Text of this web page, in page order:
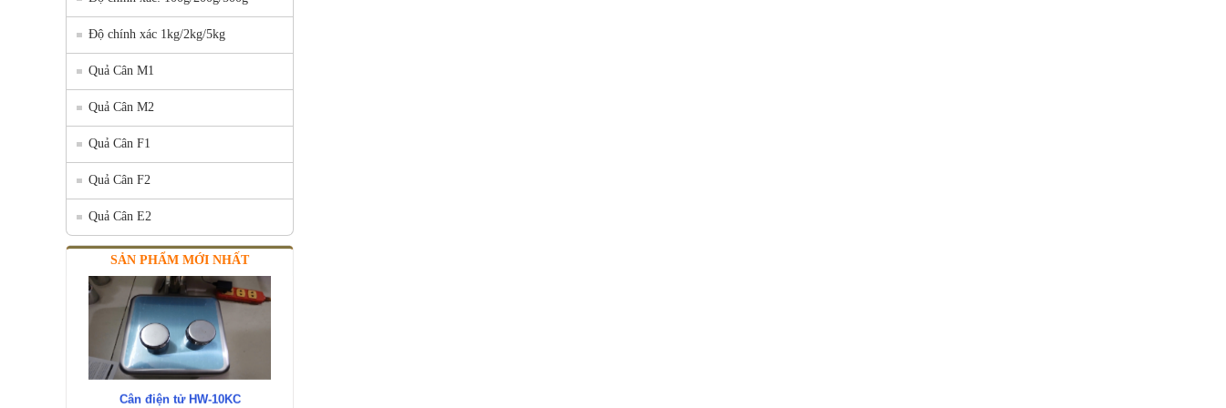
Độ chính xác 1kg/2kg/5kg
Quả Cân M1
Quả Cân M2
Quả Cân F1
Quả Cân F2
Quả Cân E2
SẢN PHẨM MỚI NHẤT
Cân điện tử HW-10KC
Mã SP: HW-10KC